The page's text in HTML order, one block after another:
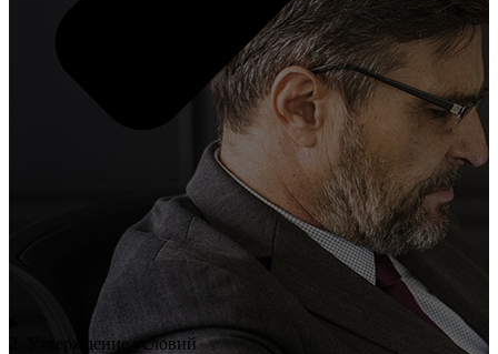
2. Утверждение условий